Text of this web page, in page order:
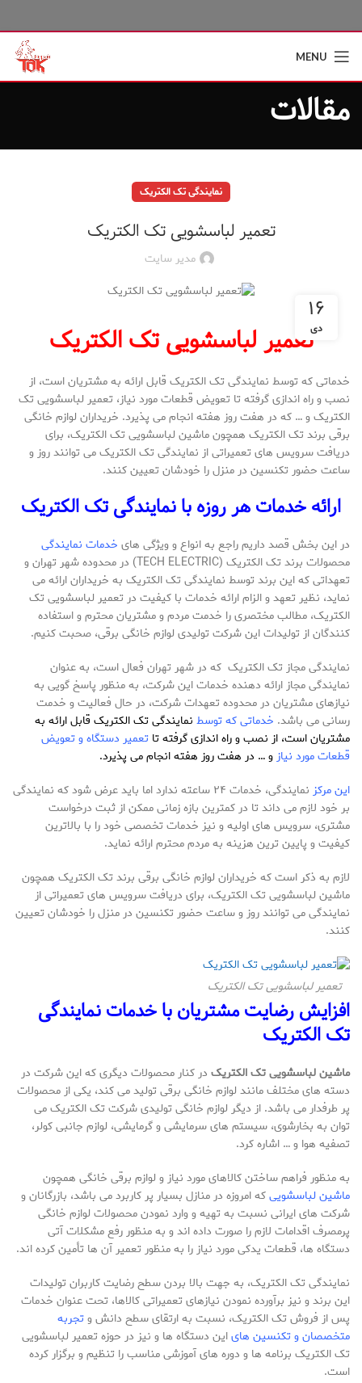
MENU
مقالات
نمایندگی تک الکتریک
تعمیر لباسشویی تک الکتریک
مدیر سایت
۱۶
دیتعمیر لباسشویی تک الکتریک
خدماتی که توسط نمایندگی تک الکتریک قابل ارائه به مشتریان است، از
نصب و راه اندازی گرفته تا تعویض قطعات مورد نیاز، تعمیر لباسشویی تک
الکتریک و … که در هفت روز هفته انجام می پذیرد. خریداران لوازم خانگی
برقی برند تک الکتریک همچون ماشین لباسشویی تک الکتریک، برای
دریافت سرویس های تعمیراتی از نمایندگی تک الکتریک می توانند روز و
ساعت حضور تکنسین در منزل را خودشان تعیین کنند.
ارائه خدمات هر روزه با نمایندگی تک الکتریک
در این بخش قصد داریم راجع به انواع و ویژگی های خدمات نمایندگی
محصولات برند تک الکتریک (TECH ELECTRIC) در محدوده شهر تهران و
تعهداتی که این برند توسط نمایندگی تک الکتریک به خریداران ارائه می
نماید، نظیر تعهد و الزام ارائه خدمات با کیفیت در تعمیر لباسشویی تک
الکتریک، مطالب مختصری را خدمت مردم و مشتریان محترم و استفاده
کنندگان از تولیدات این شرکت تولیدی لوازم خانگی برقی، صحبت کنیم.
نمایندگی مجاز تک الکتریک که در شهر تهران فعال است، به عنوان
نمایندگی مجاز ارائه دهنده خدمات این شرکت، به منظور پاسخ گویی به
نیازهای مشتریان در محدوده تعهدات شرکت، در حال فعالیت و خدمت
رسانی می باشد. خدماتی که توسط نمایندگی تک الکتریک قابل ارائه به
مشتریان است، از نصب و راه اندازی گرفته تا تعمیر دستگاه و تعویض
قطعات مورد نیازو … در هفت روز هفته انجام می پذیرد.
این مرکز
نمایندگی، خدمات ۲۴ ساعته ندارد اما باید عرض شود که نمایندگی
بر خود لازم می داند تا در کمترین بازه زمانی ممکن از ثبت درخواست
مشتری، سرویس های اولیه و نیز خدمات تخصصی خود را با بالاترین
کیفیت و پایین ترین هزینه به مردم محترم ارائه نماید.
لازم به ذکر است که خریداران لوازم خانگی برقی برند تک الکتریک همچون
ماشین لباسشویی تک الکتریک، برای دریافت سرویس های تعمیراتی از
نمایندگی می توانند روز و ساعت حضور تکنسین در منزل را خودشان تعیین
کنند.
تعمیر لباسشویی تک الکتریک
افزایش رضایت مشتریان با خدمات نمایندگی
تک الکتریک
ماشین لباسشویی تک الکتریک در کنار محصولات دیگری که این شرکت در
دسته های مختلف مانند لوازم خانگی برقی تولید می کند، یکی از محصولات
پر طرفدار می باشد. از دیگر لوازم خانگی تولیدی شرکت تک الکتریک می
توان به بخارشوی، سیستم های سرمایشی و گرمایشی، لوازم جانبی کولر،
تصفیه هوا و … اشاره کرد.
به منظور فراهم ساختن کالاهای مورد نیاز و لوازم برقی خانگی همچون
ماشین لباسشوییکه امروزه در منازل بسیار پر کاربرد می باشد، بازرگانان و
شرکت های ایرانی نسبت به تهیه و وارد نمودن محصولات لوازم خانگی
پرمصرف اقدامات لازم را صورت داده اند و به منظور رفع مشکلات آتی
دستگاه ها، قطعات یدکی مورد نیاز را به منظور تعمیر آن ها تأمین کرده اند.
نمایندگی تک الکتریک، به جهت بالا بردن سطح رضایت کاربران تولیدات
این برند و نیز برآورده نمودن نیازهای تعمیراتی کالاها، تحت عنوان خدمات
پس از فروش تک الکتریک، نسبت به ارتقای سطح دانش وتجربه
متخصصان و تکنسین هایاین دستگاه ها و نیز در حوزه تعمیر لباسشویی
تک الکتریک برنامه ها و دوره های آموزشی مناسب را تنظیم و برگزار کرده
است.